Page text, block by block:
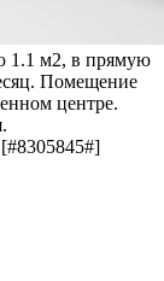
1.1 м2, в прямую
Помещение
центре.